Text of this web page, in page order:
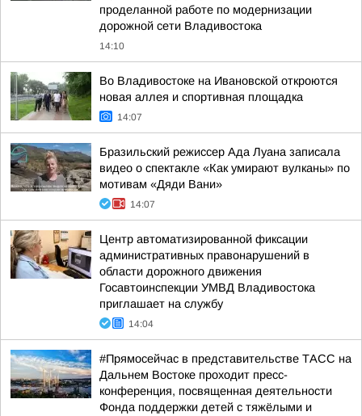
проделанной работе по модернизации
дорожной сети Владивостока
14:10
Во Владивостоке на Ивановской откроются
новая аллея и спортивная площадка
14:07
Бразильский режиссер Ада Луана записала
видео о спектакле «Как умирают вулканы» по
мотивам «Дяди Вани»
14:07
Центр автоматизированной фиксации
административных правонарушений в
области дорожного движения
Госавтоинспекции УМВД Владивостока
приглашает на службу
14:04
#Прямосейчас в представительстве ТАСС на
Дальнем Востоке проходит пресс-
конференция, посвященная деятельности
Фонда поддержки детей с тяжёлыми и